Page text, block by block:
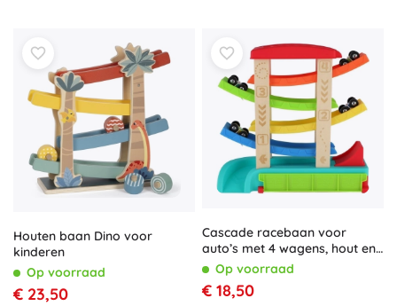
Houten baan Dino voor
kinderen
Op voorraad
€ 23,50
Cascade racebaan voor
auto’s met 4 wagens, hout en
kunststof, 33 × 32 × 10 cm
Op voorraad
€ 18,50